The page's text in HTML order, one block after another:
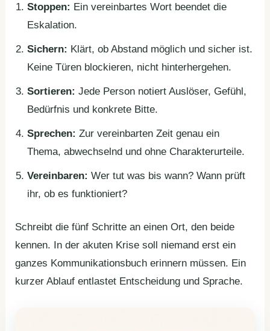
Stoppen: Ein vereinbartes Wort beendet die
Eskalation.
Sichern: Klärt, ob Abstand möglich und sicher ist.
Keine Türen blockieren, nicht hinterhergehen.
Sortieren: Jede Person notiert Auslöser, Gefühl,
Bedürfnis und konkrete Bitte.
Sprechen: Zur vereinbarten Zeit genau ein
Thema, abwechselnd und ohne Charakterurteile.
Vereinbaren: Wer tut was bis wann? Wann prüft
ihr, ob es funktioniert?
Schreibt die fünf Schritte an einen Ort, den beide
kennen. In der akuten Krise soll niemand erst ein
ganzes Kommunikationsbuch erinnern müssen. Ein
kurzer Ablauf entlastet Entscheidung und Sprache.